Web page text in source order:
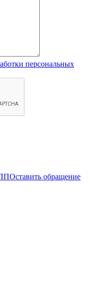
персональных
Оставить обращение